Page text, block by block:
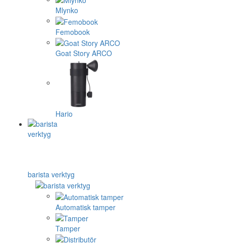
Mlynko
Femobook
Goat Story ARCO
Hario
barista verktyg
Automatisk tamper
Tamper